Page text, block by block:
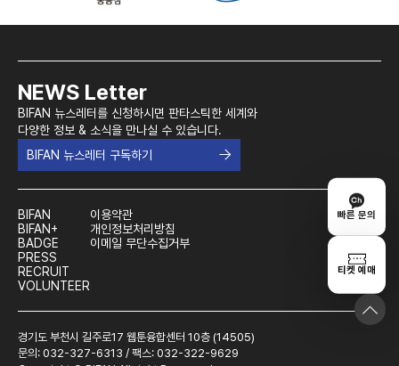
빠른 문의
티켓 예매
NEWS Letter
BIFAN 뉴스레터를 신청하시면 판타스틱한 세계와
다양한 정보 & 소식을 만나실 수 있습니다.
BIFAN 뉴스레터 구독하기
BIFAN
BIFAN+
BADGE
PRESS
RECRUIT
VOLUNTEER
이용약관
개인정보처리방침
이메일 무단수집거부
경기도 부천시 길주로17 웹툰융합센터 10층 (14505)
문의: 032-327-6313 / 팩스: 032-322-9629